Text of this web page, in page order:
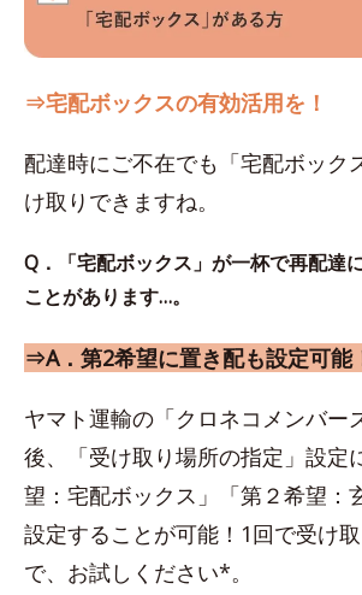
⇒宅配ボックスの有効活用を！
配達時にご不在でも「宅配ボック
け取りできますね。
Q．「宅配ボックス」が一杯で再配達
ことがあります…。
⇒A．第2希望に置き配も設定可能
ヤマト運輸の「クロネコメンバー
後、「受け取り場所の指定」設定
望：宅配ボックス」「第２希望：
設定することが可能！1回で受け
で、お試しください*。